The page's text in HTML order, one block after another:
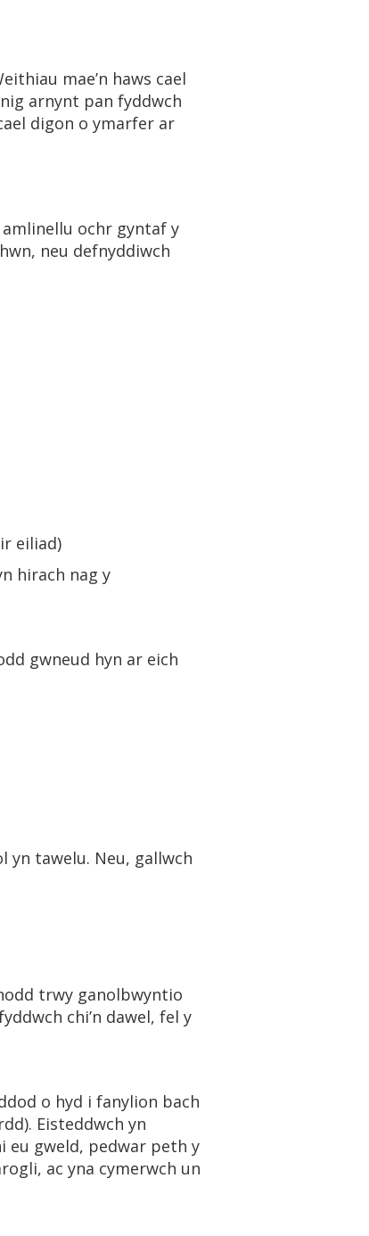
mae’n haws cael
arnynt pan fyddwch
digon o ymarfer ar
ochr gyntaf y
neu defnyddiwch
eiliad)
hirach nag y
gwneud hyn ar eich
yn tawelu. Neu, gallwch
trwy ganolbwyntio
chi’n dawel, fel y
o hyd i fanylion bach
Eisteddwch yn
eu gweld, pedwar peth y
ac yna cymerwch un